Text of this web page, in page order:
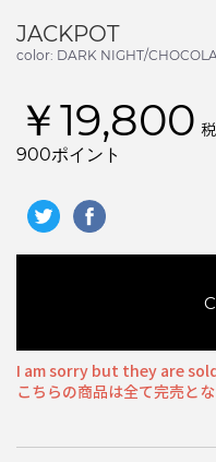
JACKPOT
color: DARK NIGHT/
￥19,800
900ポイント
I am sorry but they are
こちらの商品は全て完売とな